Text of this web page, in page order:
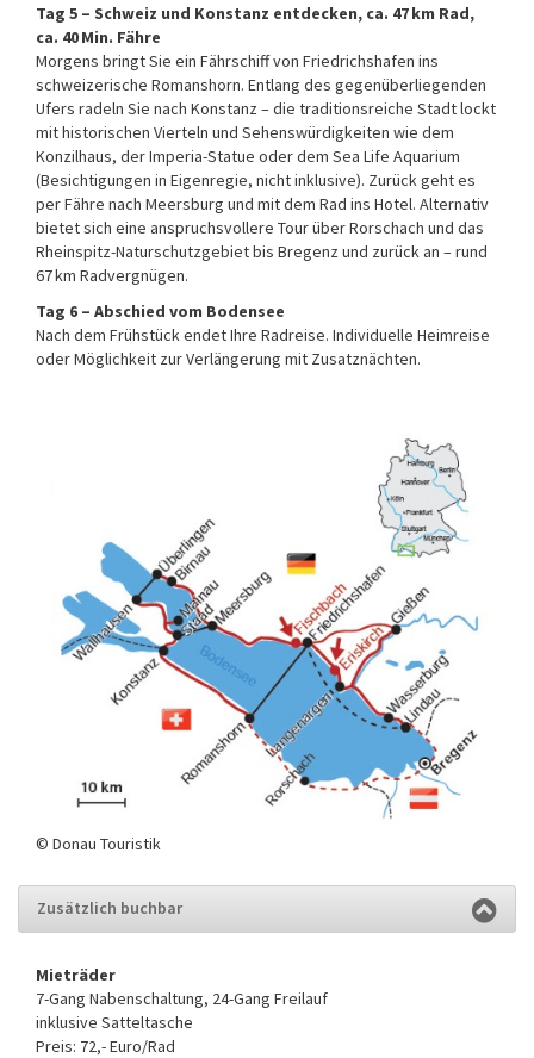
Tag 5 – Schweiz und Konstanz entdecken, ca. 47 km Rad,
ca. 40 Min. Fähre
Morgens bringt Sie ein Fährschiff von Friedrichshafen ins
schweizerische Romanshorn. Entlang des gegenüberliegenden
Ufers radeln Sie nach Konstanz – die traditionsreiche Stadt lockt
mit historischen Vierteln und Sehenswürdigkeiten wie dem
Konzilhaus, der Imperia-Statue oder dem Sea Life Aquarium
(Besichtigungen in Eigenregie, nicht inklusive). Zurück geht es
per Fähre nach Meersburg und mit dem Rad ins Hotel. Alternativ
bietet sich eine anspruchsvollere Tour über Rorschach und das
Rheinspitz-Naturschutzgebiet bis Bregenz und zurück an – rund
67 km Radvergnügen.
Tag 6 – Abschied vom Bodensee
Nach dem Frühstück endet Ihre Radreise. Individuelle Heimreise
oder Möglichkeit zur Verlängerung mit Zusatznächten.
© Donau Touristik
Zusätzlich buchbar
Mieträder
7-Gang Nabenschaltung, 24-Gang Freilauf
inklusive Satteltasche
Preis: 72,- Euro/Rad